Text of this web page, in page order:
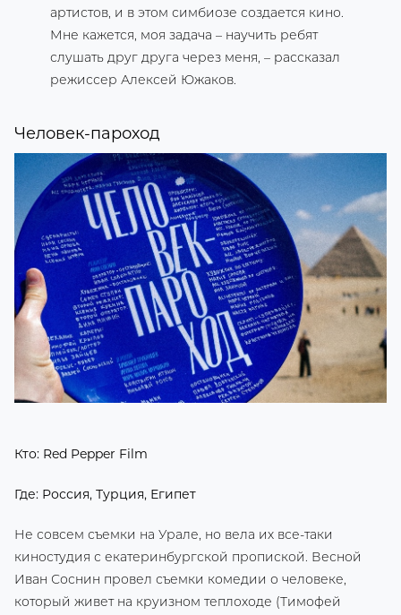
артистов, и в этом симбиозе создается кино.
Мне кажется, моя задача – научить ребят
слушать друг друга через меня, – рассказал
режиссер Алексей Южаков.
Человек-пароход
Кто: Red Pepper Film
Где: Россия, Турция, Египет
Не совсем съемки на Урале, но вела их все-таки
киностудия с екатеринбургской пропиской. Весной
Иван Соснин провел съемки комедии о человеке,
который живет на круизном теплоходе (Тимофей